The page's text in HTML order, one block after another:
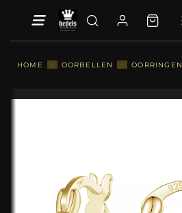
HOME :: OORBELLEN :: OORRINGEN